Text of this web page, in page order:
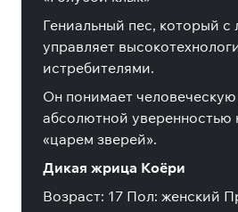
Гениальный пес, который с
управляет
истребителями.
Он понимает человеческую
абсолютной уверенностью
«царем зверей».
Дикая жрица Коёри
Возраст: 17 Пол: женский